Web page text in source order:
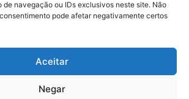
de navegação ou IDs exclusivos neste site. Não
pode afetar negativamente certos
Aceitar
Negar